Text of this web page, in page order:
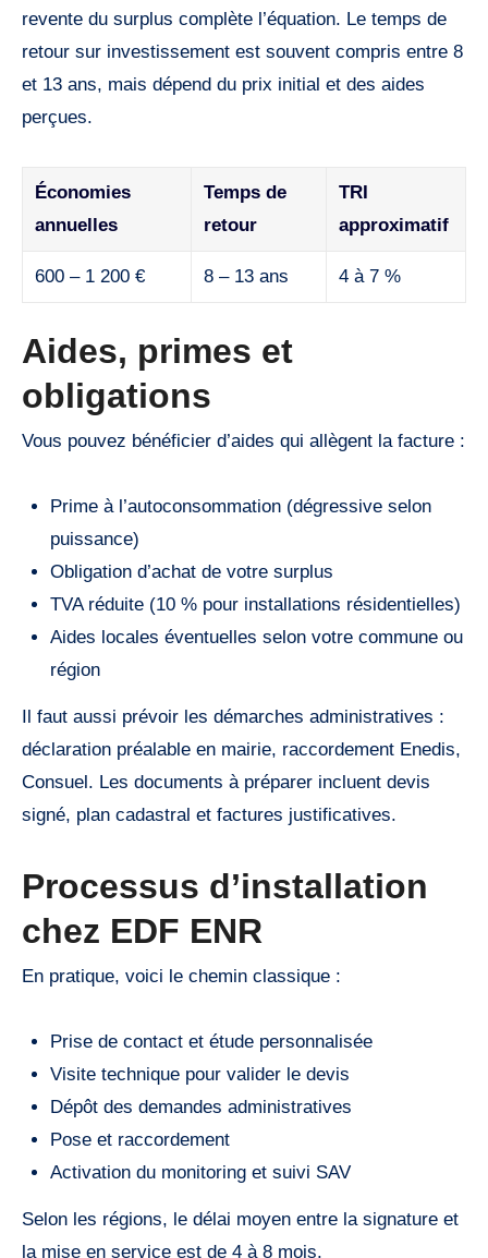
revente du surplus complète l’équation. Le temps de
retour sur investissement est souvent compris entre 8
et 13 ans, mais dépend du prix initial et des aides
perçues.
Économies
annuelles
Temps de
retour
TRI
approximatif
600 – 1 200 € 8 – 13 ans 4 à 7 %
Aides, primes et
obligations
Vous pouvez bénéficier d’aides qui allègent la facture :
Prime à l’autoconsommation (dégressive selon
puissance)
Obligation d’achat de votre surplus
TVA réduite (10 % pour installations résidentielles)
Aides locales éventuelles selon votre commune ou
région
Il faut aussi prévoir les démarches administratives :
déclaration préalable en mairie, raccordement Enedis,
Consuel. Les documents à préparer incluent devis
signé, plan cadastral et factures justificatives.
Processus d’installation
chez EDF ENR
En pratique, voici le chemin classique :
Prise de contact et étude personnalisée
Visite technique pour valider le devis
Dépôt des demandes administratives
Pose et raccordement
Activation du monitoring et suivi SAV
Selon les régions, le délai moyen entre la signature et
la mise en service est de 4 à 8 mois.